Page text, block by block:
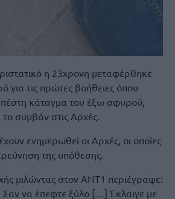
η 23χρονη μεταφέρθηκε
για τις πρώτες βοήθειες όπου
κάταγμα του έξω σφυρού,
συμβάν στις Αρχές.
ενημερωθεί οι Αρχές, οι οποίες
της υπόθεσης.
μιλώντας στον ΑΝΤ1 περιέγραψε:
να έπεφτε ξύλο […] Έκλαιγε με